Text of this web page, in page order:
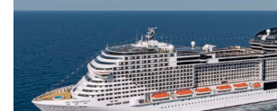
– Uz kuģa aktivitātes
– Klubi bērniem un pusaudžiem